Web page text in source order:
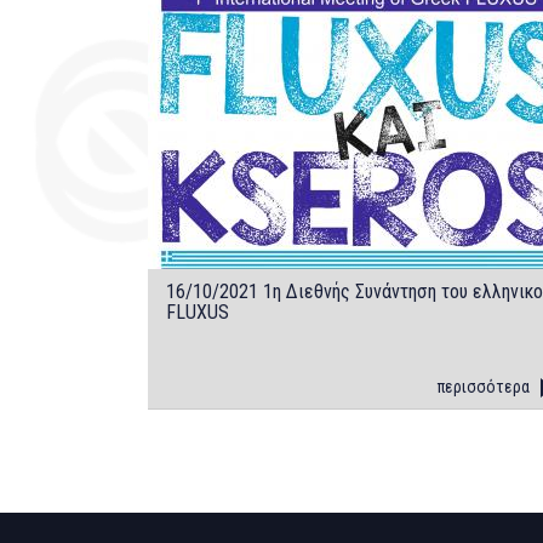
16/10/2021 1η Διεθνής Συνάντηση του
FLUXUS
περισσότερα